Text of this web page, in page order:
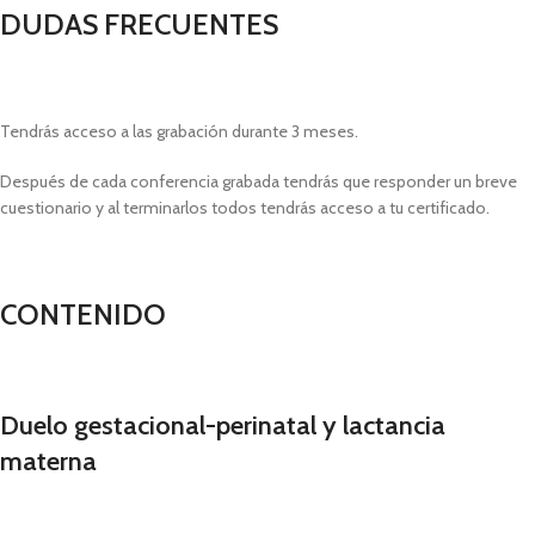
DUDAS FRECUENTES
Tendrás acceso a las grabación durante 3 meses.
Después de cada conferencia grabada tendrás que responder un breve
cuestionario y al terminarlos todos tendrás acceso a tu certificado.
CONTENIDO
Duelo gestacional-perinatal y lactancia
materna